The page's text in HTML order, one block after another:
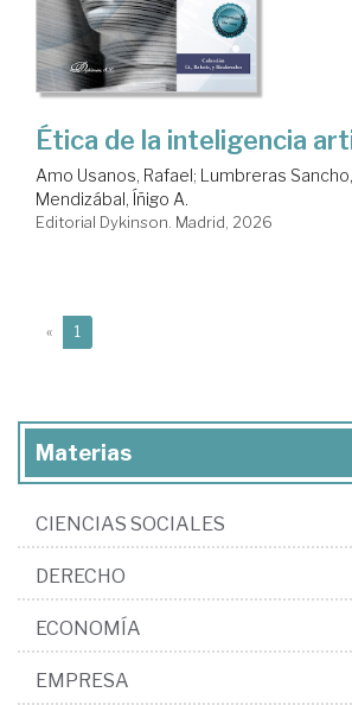
Ética de la inteligencia
Amo Usanos, Rafael; Lumbreras
Mendizábal, Íñigo A.
Editorial Dykinson. Madrid, 2026
« 1
Materias
CIENCIAS SOCIALES
DERECHO
ECONOMÍA
EMPRESA